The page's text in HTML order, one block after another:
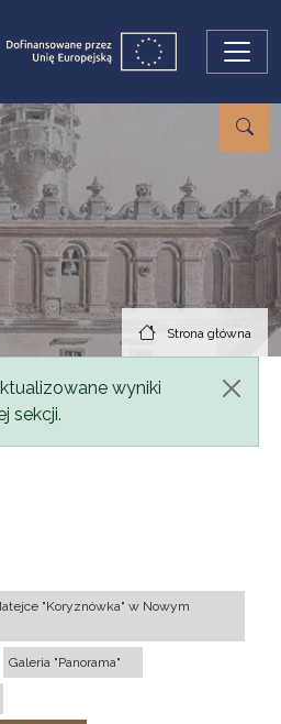
Strona główna
wyniki
sekcji.
"Koryznówka" w Nowym
Galeria "Panorama"